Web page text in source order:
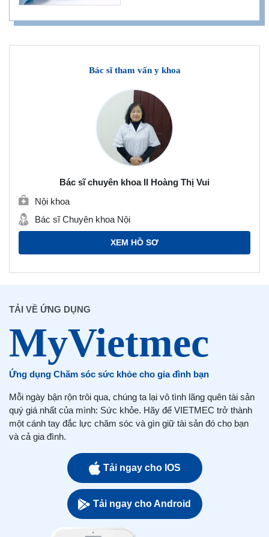
Bác sĩ tham vấn y khoa
Bác sĩ chuyên khoa II Hoàng Thị Vui
Nội khoa
Bác sĩ Chuyên khoa Nội
XEM HỒ SƠ
TẢI VỀ ỨNG DỤNG
Ứng dụng Chăm sóc sức khỏe cho gia đình bạn
Mỗi ngày bận rộn trôi qua, chúng ta lại vô tình lãng quên tài sản
quý giá nhất của mình: Sức khỏe. Hãy để VIETMEC trở thành
một cánh tay đắc lực chăm sóc và gìn giữ tài sản đó cho bạn
và cả gia đình.
Tải ngay cho IOS
Tải ngay cho Android